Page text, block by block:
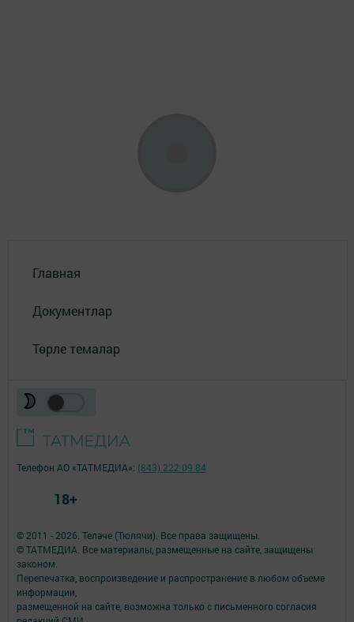
Главная
Документлар
Төрле темалар
© 2011 - 2026. Теләче (Тюлячи). Все права защищены.
© ТАТМЕДИА. Все материалы, размещенные на сайте, защищены
законом.
Перепечатка, воспроизведение и распространение в любом объеме
информации,
размещенной на сайте, возможна только с письменного согласия
Телефон АО «ТАТМЕДИА»: (843) 222 09 84
18+